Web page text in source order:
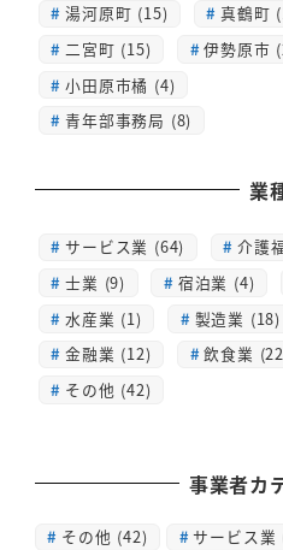
湯河原町 (15)
真鶴町
二宮町 (15)
伊勢原市
小田原市橘 (4)
青年部事務局 (8)
業
サービス業 (64) 介護
士業 (9)
宿泊業 (4)
水産業 (1)
製造業 (18)
金融業 (12)
飲食業
その他 (42)
事業者カ
その他 (42) サービス業